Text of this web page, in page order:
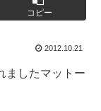
コピー
2012.10.21
ましたマットー